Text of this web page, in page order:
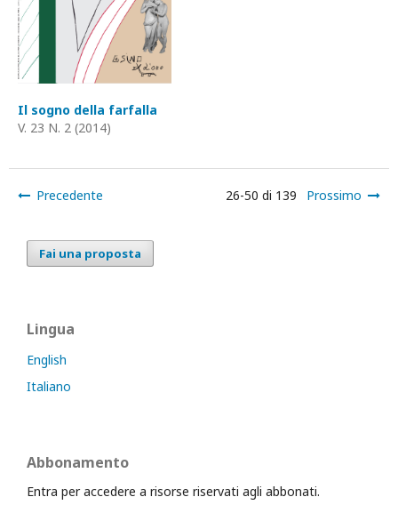
Il sogno della farfalla
V. 23 N. 2 (2014)
Precedente 26-50 di 139 Prossimo
Fai una proposta
Lingua
English
Italiano
Abbonamento
Entra per accedere a risorse riservati agli abbonati.